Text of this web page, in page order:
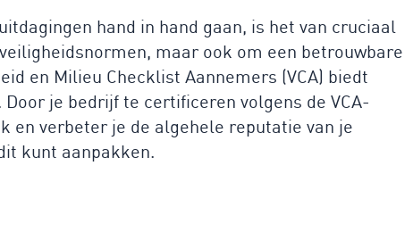
hand in hand gaan, is het van cruciaal
maar ook om een betrouwbare
en Milieu Checklist Aannemers (VCA) biedt
je bedrijf te certificeren volgens de VCA-
en verbeter je de algehele reputatie van je
kunt aanpakken.